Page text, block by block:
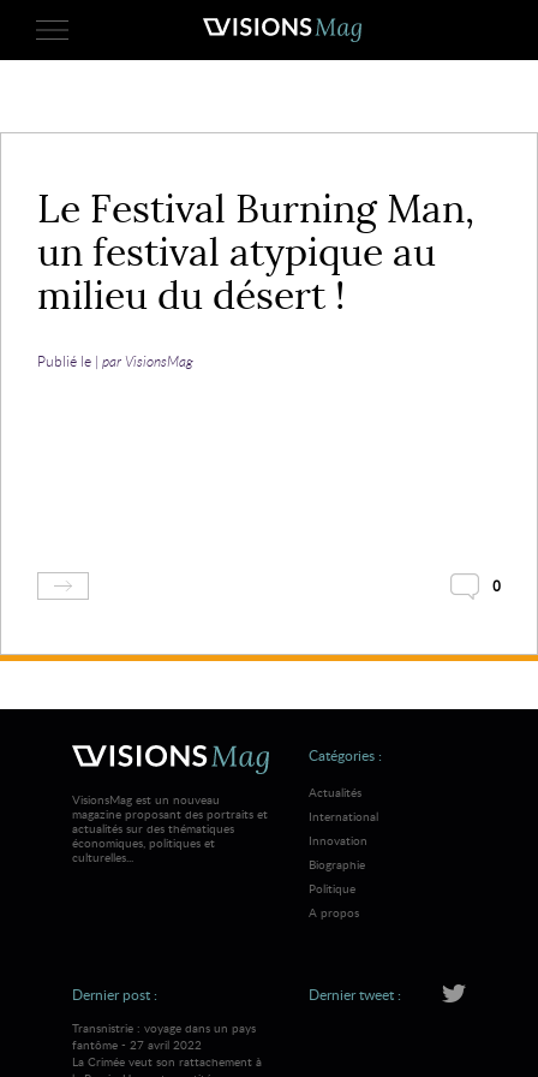
Le Festival Burning Man,
un festival atypique au
milieu du désert !
Publié le | par VisionsMag
0
VisionsMag est un nouveau
magazine proposant des portraits et
actualités sur des thématiques
économiques, politiques et
culturelles...
Catégories :
Actualités
International
Innovation
Biographie
Politique
A propos
Dernier post :
Transnistrie : voyage dans un pays
fantôme - 27 avril 2022
La Crimée veut son rattachement à
Dernier tweet :